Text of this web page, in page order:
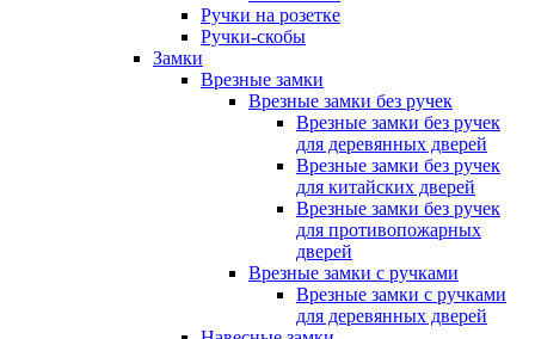
Ручки на розетке
Ручки-скобы
Замки
Врезные замки
Врезные замки без ручек
Врезные замки без ручек
для деревянных дверей
Врезные замки без ручек
для китайских дверей
Врезные замки без ручек
для противопожарных
дверей
Врезные замки с ручками
Врезные замки с ручками
для деревянных дверей